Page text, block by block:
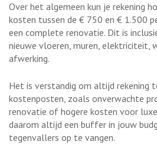
Over het algemeen kun je rekening
kosten tussen de € 750 en € 1.500
een complete renovatie. Dit is
nieuwe vloeren, muren, elektriciteit,
afwerking.
Het is verstandig om altijd rekening
kostenposten, zoals onverwachte
renovatie of hogere kosten voor
daarom altijd een buffer in jouw
tegenvallers op te vangen.